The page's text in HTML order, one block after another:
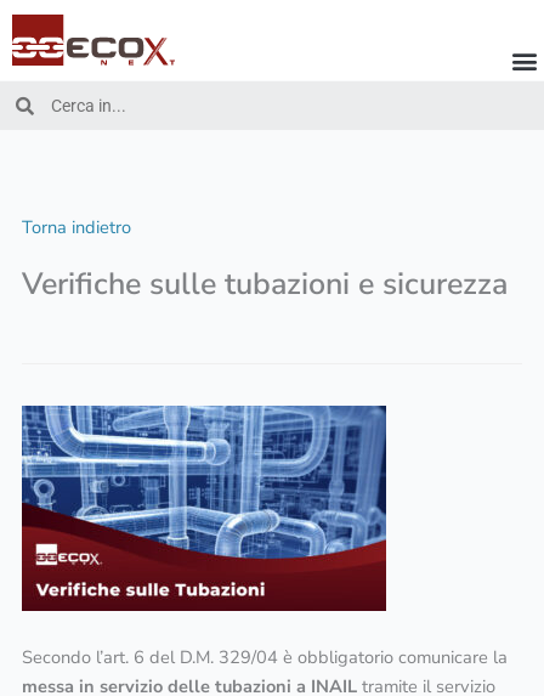
Vai
al
contenuto
Cerca Cerca
Torna indietro
Verifiche sulle tubazioni e sicurezza
Secondo l’art. 6 del D.M. 329/04 è obbligatorio comunicare la
messa in servizio delle tubazioni a INAILtramite il servizio